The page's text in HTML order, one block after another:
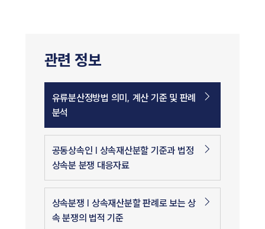
관련 정보
유류분산정방법 의미, 계산 기준 및 판례
분석
공동상속인 | 상속재산분할 기준과 법정
상속분 분쟁 대응자료
상속분쟁 | 상속재산분할 판례로 보는 상
속 분쟁의 법적 기준